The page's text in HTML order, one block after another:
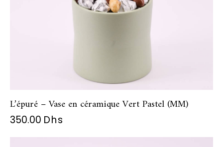
L’épuré – Vase en céramique Vert Pastel (MM)
350.00 Dhs